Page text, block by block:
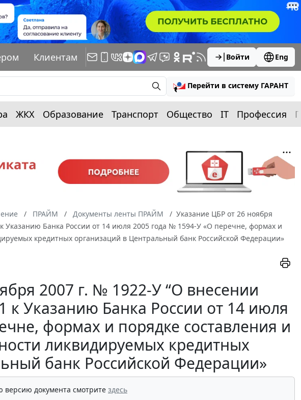
Клиентам Войти Eng
Перейти в систему ГАРАНТ
ЖКХ Образование Транспорт Общество IT Профессия
ПРАЙМ Документы ленты ПРАЙМ
Указание ЦБР от 26 ноября
Банка России от 14 июля 2005 года № 1594-У «О перечне, формах и
кредитных организаций в Центральный банк Российской Федерации»
2007 г. № 1922-У “О внесении
Указанию Банка России от 14 июля
формах и порядке составления и
ликвидируемых кредитных
банк Российской Федерации»
версию документа смотрите здесь